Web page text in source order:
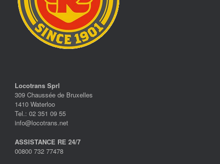
Locotrans Sprl
309 Chaussée de Bruxelles
1410 Waterloo
Tel.: 02 351 09 55
info@locotrans.net
ASSISTANCE RE 24/7
00800 732 77478